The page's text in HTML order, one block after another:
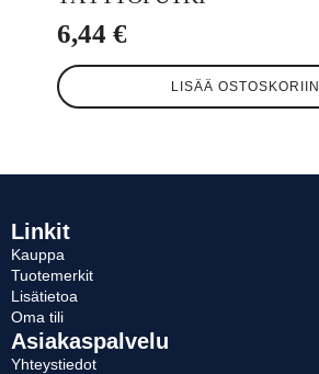
6,44 €
LISÄÄ OSTOSKORIIN
Linkit
Kauppa
Tuotemerkit
Lisätietoa
Oma tili
Asiakaspalvelu
Yhteystiedot